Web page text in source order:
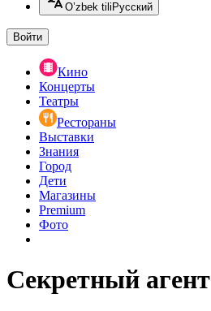
O’zbek tili Русский
Войти
Кино
Концерты
Театры
Рестораны
Выставки
Знания
Город
Дети
Магазины
Premium
Фото
Секретный агент